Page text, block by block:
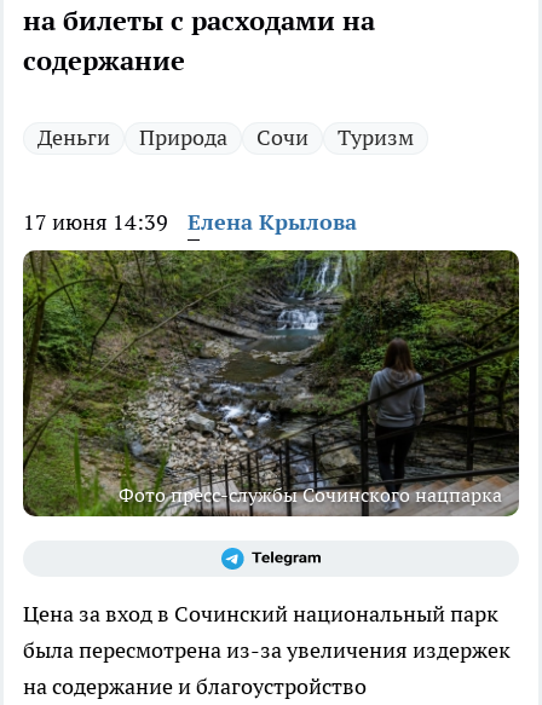
на билеты с расходами на
содержание
Деньги Природа Сочи Туризм
17 июня 14:39 Елена Крылова
Фото пресс-службы Сочинского нацпарка
Цена за вход в Сочинский национальный парк
была пересмотрена из-за увеличения издержек
на содержание и благоустройство